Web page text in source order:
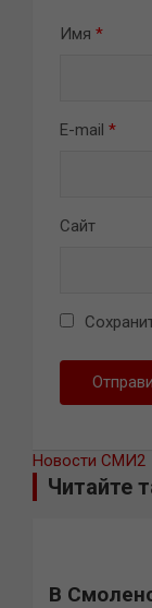
Имя *
E-mail *
Сайт
Новости СМИ2
Читайте
В